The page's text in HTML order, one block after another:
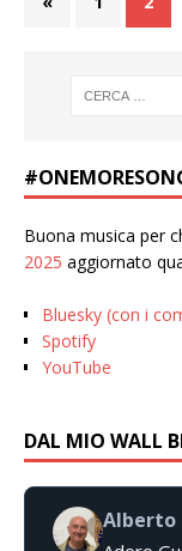
Buona musica per
2025 aggiornato
Bluesky (con i
Spotify
YouTube
DAL MIO WALL
Alberto